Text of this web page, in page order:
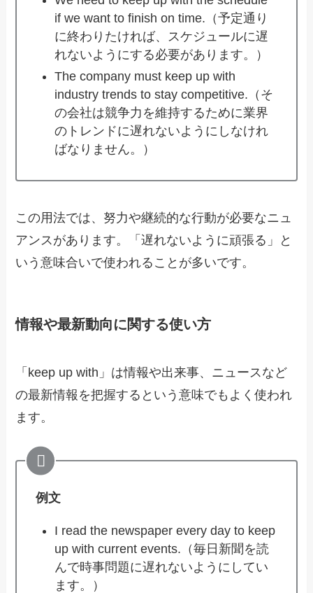
if we want to finish on time.（予定通り
に終わりたければ、スケジュールに遅
れないようにする必要があります。）
The company must keep up with
industry trends to stay competitive.（そ
の会社は競争力を維持するために業界
のトレンドに遅れないようにしなけれ
ばなりません。）
この用法では、努力や継続的な行動が必要なニュ
アンスがあります。「遅れないように頑張る」と
いう意味合いで使われることが多いです。
情報や最新動向に関する使い方
「keep up with」は情報や出来事、ニュースなど
の最新情報を把握するという意味でもよく使われ
ます。
例文
I read the newspaper every day to keep
up with current events.（毎日新聞を読
んで時事問題に遅れないようにしてい
ます。）